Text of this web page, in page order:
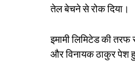
तेल बेचने से रोक दिया।
इमामी लिमिटेड की
और विनायक ठाकुर पेश